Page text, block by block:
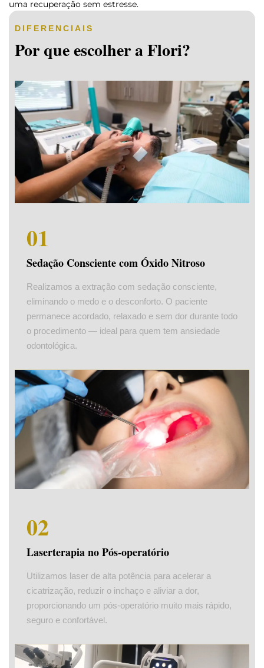
uma recuperação sem estresse.
DIFERENCIAIS
Por que escolher a Flori?
01
Sedação Consciente com Óxido Nitroso
Realizamos a extração com sedação consciente,
eliminando o medo e o desconforto. O paciente
permanece acordado, relaxado e sem dor durante todo
o procedimento — ideal para quem tem ansiedade
odontológica.
02
Laserterapia no Pós-operatório
Utilizamos laser de alta potência para acelerar a
cicatrização, reduzir o inchaço e aliviar a dor,
proporcionando um pós-operatório muito mais rápido,
seguro e confortável.